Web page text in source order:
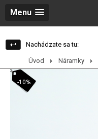
Menu
Nachádzate sa tu:
Úvod Náramky
-10%